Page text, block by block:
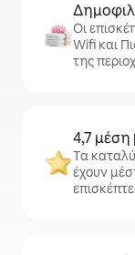
Οι
Wifi και
της
4,7 μέση
Τα
έχουν